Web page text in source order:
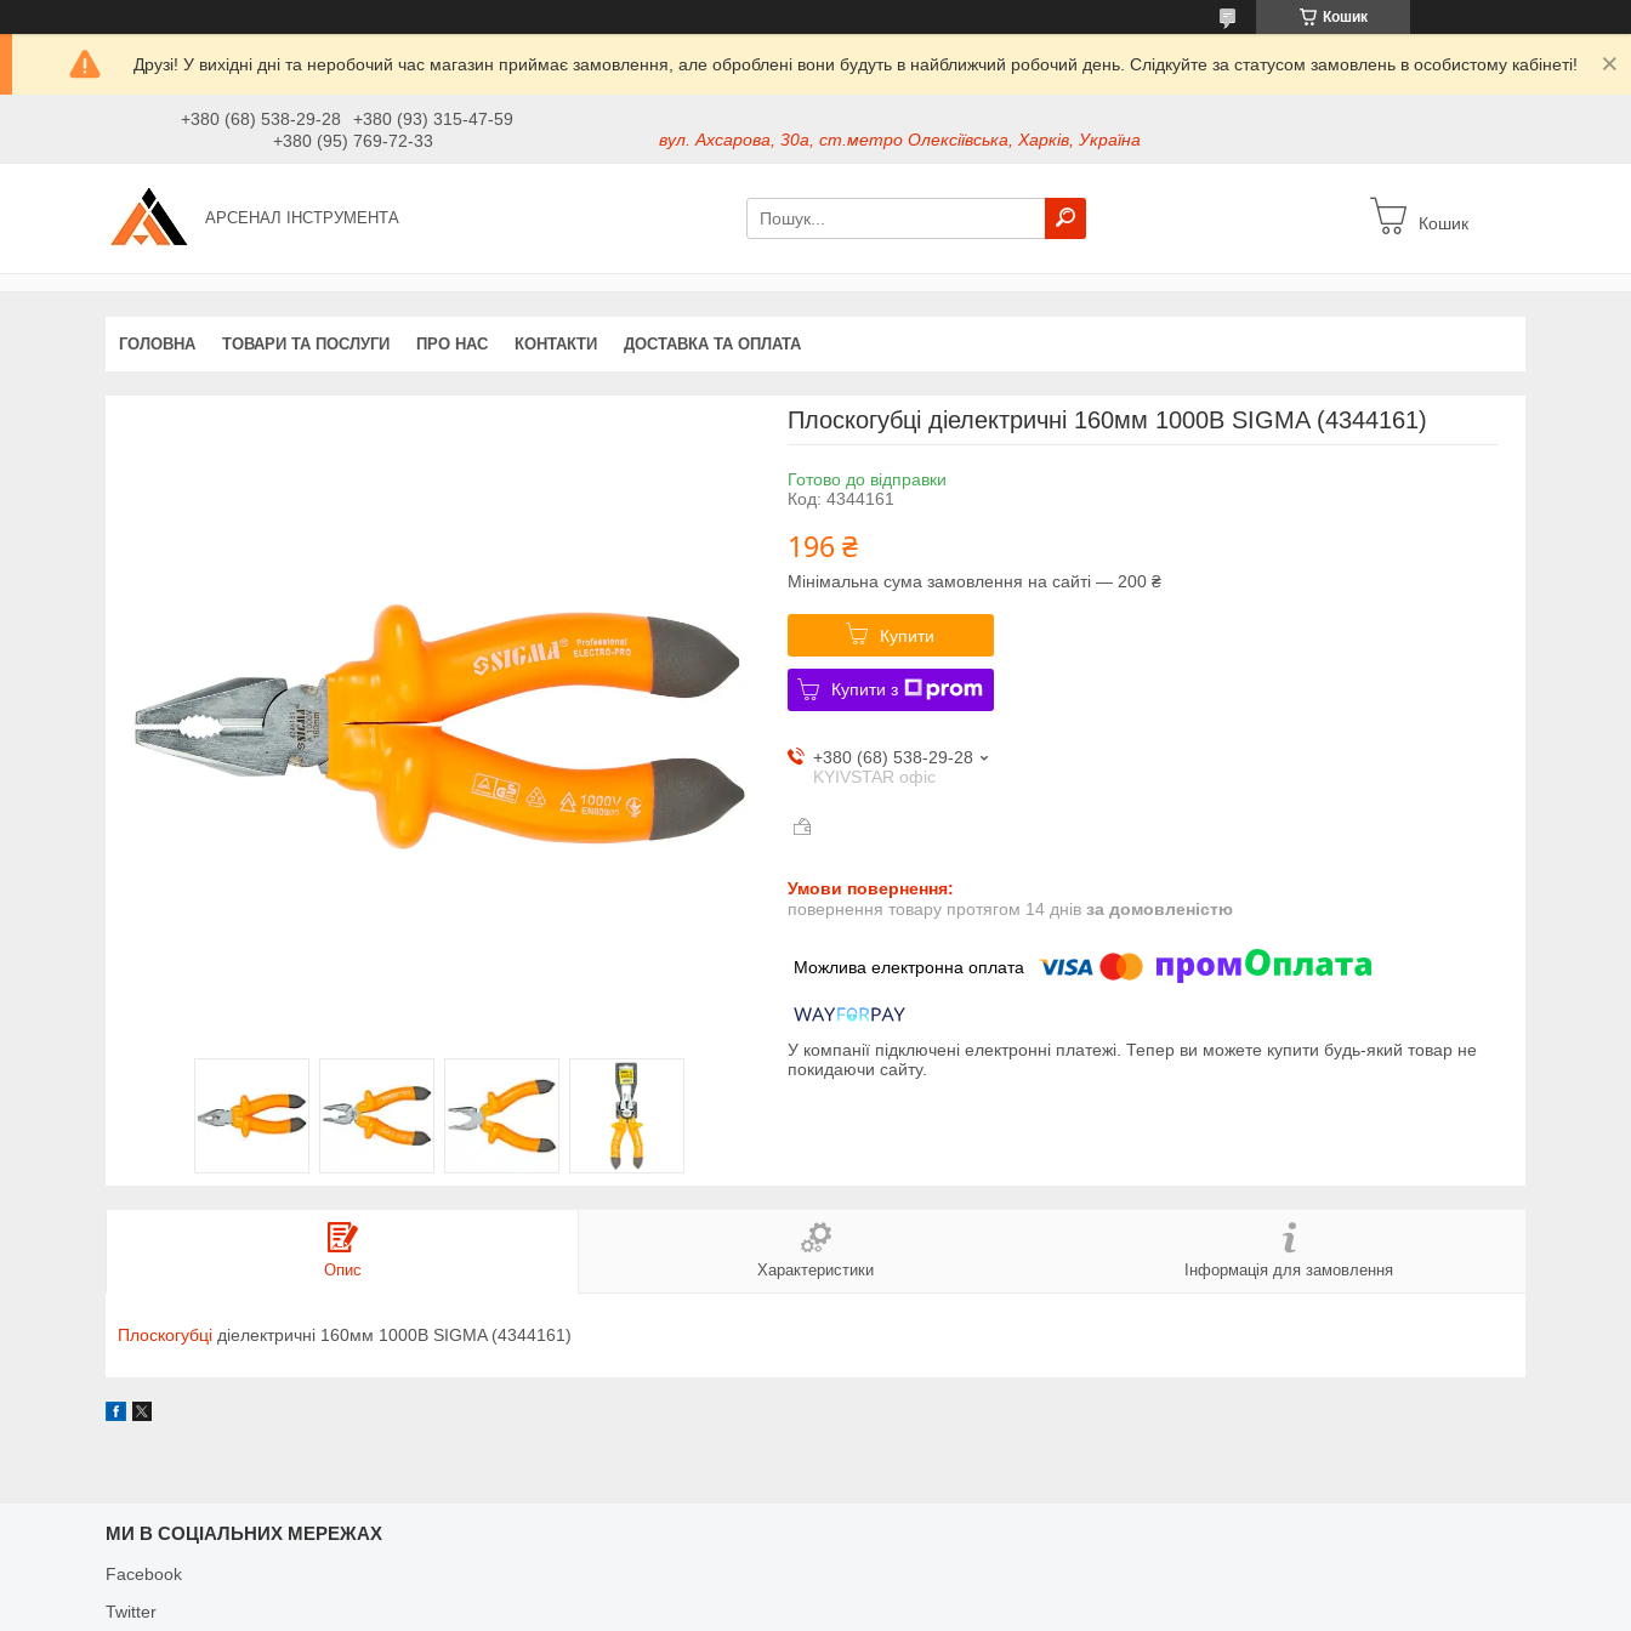
Кошик
Друзі! У вихідні дні та неробочий час магазин приймає замовлення, але оброблені вони будуть в найближчий робочий день. Слідкуйте за статусом замовлень в особистому кабінеті!
+380 (68) 538-29-28
+380 (93) 315-47-59
+380 (95) 769-72-33
вул. Ахсарова, 30а, ст.метро Олексіївська, Харків, Україна
АРСЕНАЛ ІНСТРУМЕНТА Кошик
ГОЛОВНА ТОВАРИ ТА ПОСЛУГИ ПРО НАС КОНТАКТИ ДОСТАВКА ТА ОПЛАТА
Плоскогубці діелектричні 160мм 1000В SIGMA (4344161)
Готово до відправки
Код: 4344161
196 ₴
Мінімальна сума замовлення на сайті — 200 ₴
Купити
Купити з
+380 (68) 538-29-28
KYIVSTAR офіс
повернення товару протягом 14 днів за домовленістю
У компанії підключені електронні платежі. Тепер ви можете купити будь-який товар не
покидаючи сайту.
Опис Характеристики Інформація для замовлення
Плоскогубці діелектричні 160мм 1000В SIGMA (4344161)
МИ В СОЦІАЛЬНИХ МЕРЕЖАХ
Facebook
Twitter